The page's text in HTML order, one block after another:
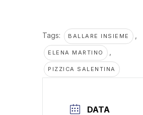
Tags: BALLARE INSIEME
ELENA MARTINO
PIZZICA SALENTINA
DATA